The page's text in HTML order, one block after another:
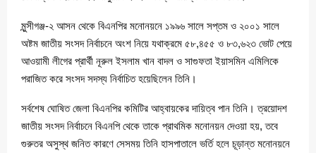
মুন্সীগঞ্জ-২ আসন থেকে বিএনপির মনোনয়নে ১৯৯৬ সালে সপ্তম ও ২০০১ সালে
অষ্টম জাতীয় সংসদ নির্বাচনে অংশ নিয়ে যথাক্রমে ৫৮,৪৫৫ ও ৮৩,৬২৩ ভোট পেয়ে
আওয়ামী লীগের প্রার্থী নূরুল ইসলাম খান বাদল ও সাগুফতা ইয়াসমিন এমিলিকে
পরাজিত করে সংসদ সদস্য নির্বাচিত হয়েছিলেন তিনি।
সর্বশেষ ঘোষিত জেলা বিএনপির কমিটির আহ্বায়কের দায়িত্ব পান তিনি। ত্রয়োদশ
জাতীয় সংসদ নির্বাচনে বিএনপি থেকে তাকে প্রাথমিক মনোনয়ন দেওয়া হয়, তবে
গুরুতর অসুস্থ জনিত কারণে সেসময় তিনি হাসপাতালে ভর্তি হলে চূড়ান্ত মনোনয়নে